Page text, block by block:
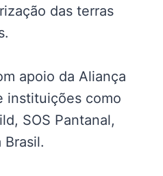
das terras
apoio da Aliança
instituições como
SOS Pantanal,
Brasil.